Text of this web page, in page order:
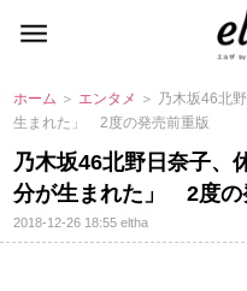
ホーム ＞ エンタメ ＞ 乃木坂46北
生まれた」 2度の発売前重版
乃木坂46北野日奈子、
分が生まれた」 2度の
2018-12-26 18:55eltha